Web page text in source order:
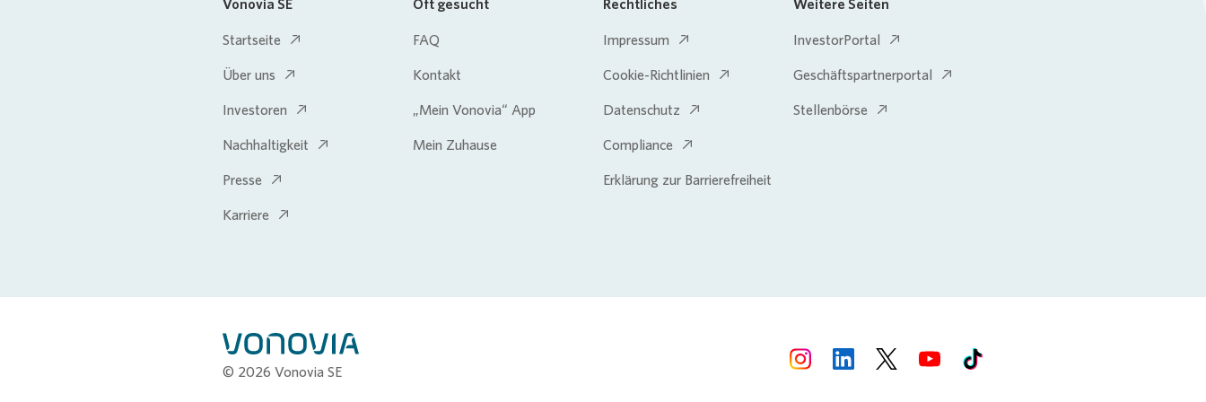
Vonovia SE
Startseite
Über uns
Investoren
Nachhaltigkeit
Presse
Karriere
Oft gesucht
FAQ
Kontakt
„Mein Vonovia“ App
Mein Zuhause
Rechtliches
Impressum
Cookie-Richtlinien
Datenschutz
Compliance
Erklärung zur Barrierefreiheit
Weitere Seiten
InvestorPortal
Geschäftspartnerportal
Stellenbörse
© 2026 Vonovia SE